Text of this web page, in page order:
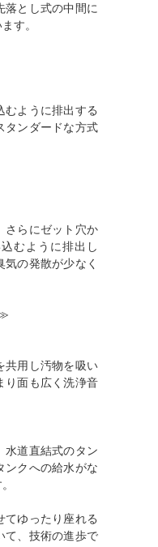
落とし式の中間に
す。
むように排出する
タンダードな方式
さらにゼット穴か
むように排出し
の発散が少なく
共用し汚物を吸い
り面も広く洗浄音
水道直結式のタン
ンクへの給水がな
てゆったり座れる
て、技術の進歩で